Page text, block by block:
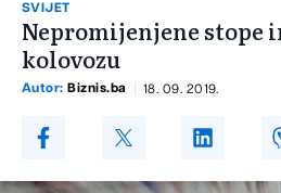
SVIJET
Nepromijenjene stope
kolovozu
Autor: Biznis.ba 18. 09. 2019.